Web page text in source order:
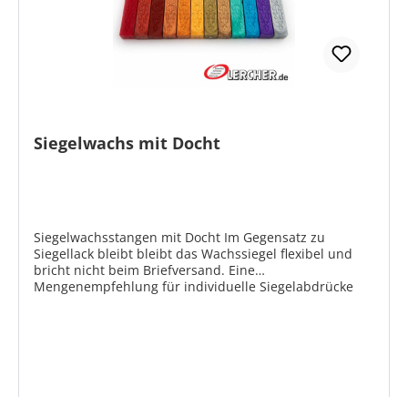
Siegelwachs mit Docht
Siegelwachsstangen mit Docht Im Gegensatz zu
Siegellack bleibt bleibt das Wachssiegel flexibel und
bricht nicht beim Briefversand. Eine
Mengenempfehlung für individuelle Siegelabdrücke